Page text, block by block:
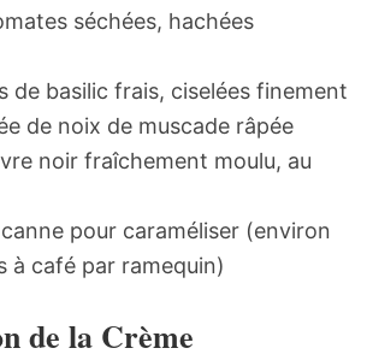
séchées, hachées
de basilic frais, ciselées finement
de noix de muscade râpée
noir fraîchement moulu, au
pour caraméliser (environ
à café par ramequin)
de la Crème